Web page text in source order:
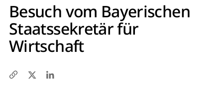
Besuch vom Bayerischen
Staatssekretär für
Wirtschaft